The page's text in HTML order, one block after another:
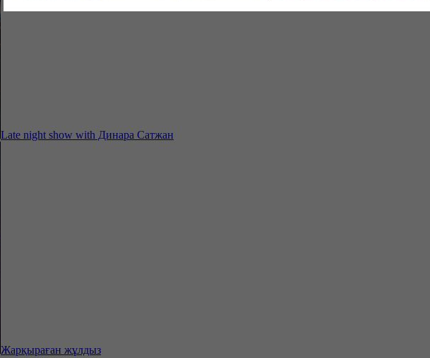
Late night show with Динара Сатжан
Жарқыраған жұлдыз